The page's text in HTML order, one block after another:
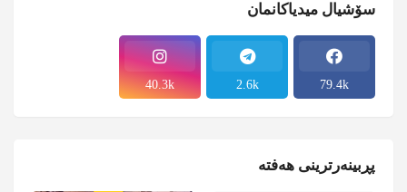
سۆشیال میدیاکانمان
79.4k
2.6k
40.3k
پڕبینەرترینی هەفتە